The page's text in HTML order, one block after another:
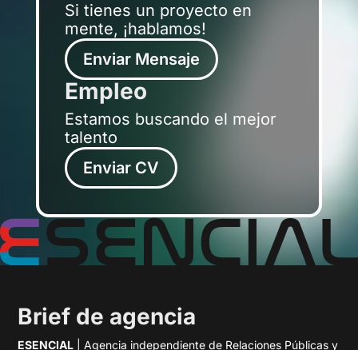
Si tienes un proyecto en
mente, ¡hablamos!
Enviar Mensaje
Empleo
Estamos buscando el mejor
talento
Enviar CV
Brief de agencia
ESENCIAL | Agencia independiente de Relaciones Públicas y